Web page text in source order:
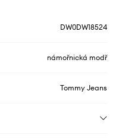
DW0DW18524
námořnická modř
Tommy Jeans